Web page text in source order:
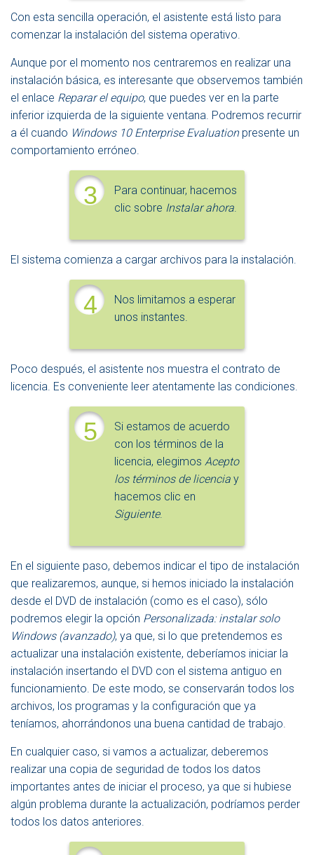
Con esta sencilla operación, el asistente está listo para
comenzar la instalación del sistema operativo.
Aunque por el momento nos centraremos en realizar una
instalación básica, es interesante que observemos también
el enlace Reparar el equipo, que puedes ver en la parte
inferior izquierda de la siguiente ventana. Podremos recurrir
a él cuando Windows 10 Enterprise Evaluationpresente un
comportamiento erróneo.
3
Para continuar, hacemos
clic sobre Instalar ahora.
El sistema comienza a cargar archivos para la instalación.
4
Nos limitamos a esperar
unos instantes.
Poco después, el asistente nos muestra el contrato de
licencia. Es conveniente leer atentamente las condiciones.
5
Si estamos de acuerdo
con los términos de la
licencia, elegimos Acepto
los términos de licencia y
hacemos clic en
Siguiente.
En el siguiente paso, debemos indicar el tipo de instalación
que realizaremos, aunque, si hemos iniciado la instalación
desde el DVD de instalación (como es el caso), sólo
podremos elegir la opción Personalizada: instalar solo
Windows (avanzado), ya que, si lo que pretendemos es
actualizar una instalación existente, deberíamos iniciar la
instalación insertando el DVD con el sistema antiguo en
funcionamiento. De este modo, se conservarán todos los
archivos, los programas y la configuración que ya
teníamos, ahorrándonos una buena cantidad de trabajo.
En cualquier caso, si vamos a actualizar, deberemos
realizar una copia de seguridad de todos los datos
importantes antes de iniciar el proceso, ya que si hubiese
algún problema durante la actualización, podríamos perder
todos los datos anteriores.